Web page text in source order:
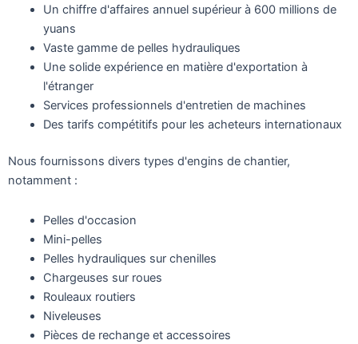
Un chiffre d'affaires annuel supérieur à 600 millions de
yuans
Vaste gamme de pelles hydrauliques
Une solide expérience en matière d'exportation à
l'étranger
Services professionnels d'entretien de machines
Des tarifs compétitifs pour les acheteurs internationaux
Nous fournissons divers types d'engins de chantier,
notamment :
Pelles d'occasion
Mini-pelles
Pelles hydrauliques sur chenilles
Chargeuses sur roues
Rouleaux routiers
Niveleuses
Pièces de rechange et accessoires